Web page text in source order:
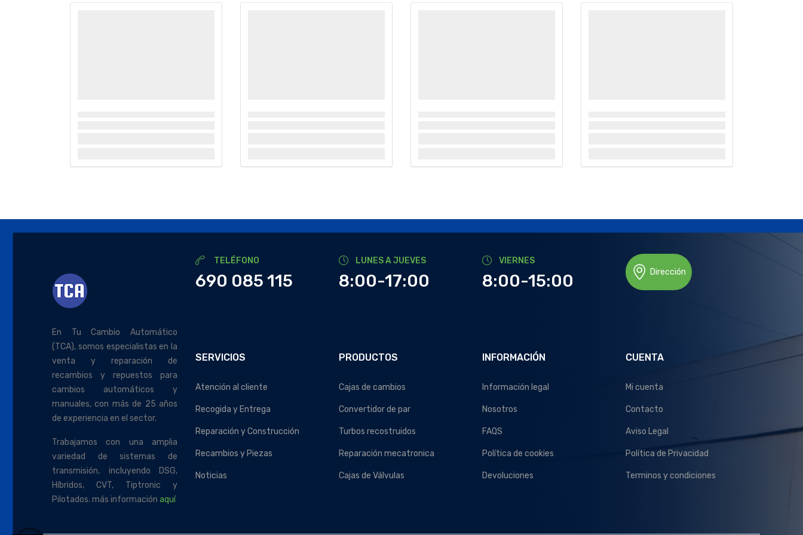
TELÉFONO
690 085 115
LUNES A JUEVES
8:00-17:00
VIERNES
8:00-15:00 Dirección
En Tu Cambio Automático
(TCA), somos especialistas en la
venta y reparación de
recambios y repuestos para
cambios automáticos y
manuales, con más de 25 años
de experiencia en el sector.
Trabajamos con una amplia
variedad de sistemas de
transmisión, incluyendo DSG,
Híbridos, CVT, Tiptronic y
Pilotados. más información aquí
SERVICIOS
Atención al cliente
Recogida y Entrega
Reparación y Construcción
Recambios y Piezas
Noticias
PRODUCTOS
Cajas de cambios
Convertidor de par
Turbos recostruidos
Reparación mecatronica
Cajas de Válvulas
INFORMACIÓN
Información legal
Nosotros
FAQS
Política de cookies
Devoluciones
CUENTA
Mi cuenta
Contacto
Aviso Legal
Política de Privacidad
Terminos y condiciones